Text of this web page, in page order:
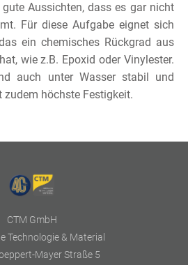
Aussichten, dass es gar nicht
Für diese Aufgabe eignet sich
ein chemisches Rückgrad aus
wie z.B. Epoxid oder Vinylester.
auch unter Wasser stabil und
höchste Festigkeit.
CTM GmbH
Technologie & Material
Mayer Straße 5